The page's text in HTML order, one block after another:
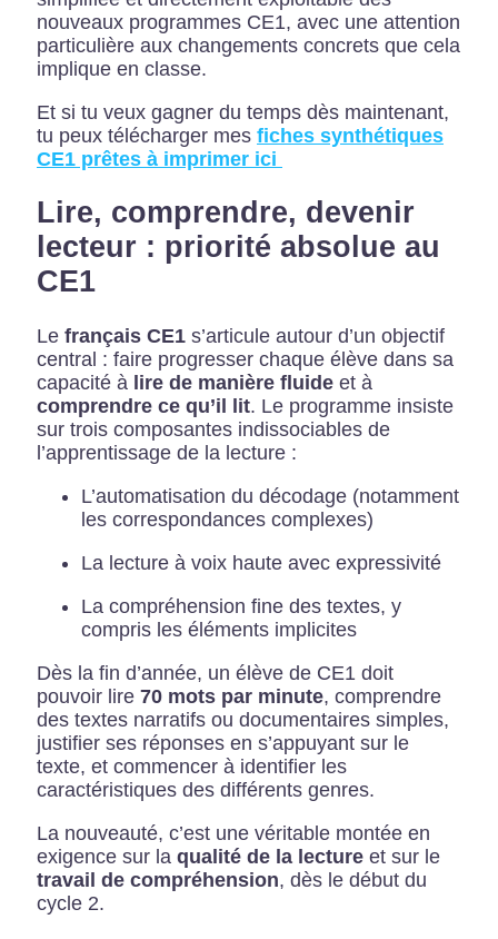
nouveaux programmes CE1, avec une attention
particulière aux changements concrets que cela
implique en classe.
Et si tu veux gagner du temps dès maintenant,
tu peux télécharger mes fiches synthétiques
CE1 prêtes à imprimer ici
Lire, comprendre, devenir
lecteur : priorité absolue au
CE1
Le français CE1 s’articule autour d’un objectif
central : faire progresser chaque élève dans sa
capacité à lire de manière fluide et à
comprendre ce qu’il lit. Le programme insiste
sur trois composantes indissociables de
l’apprentissage de la lecture :
L’automatisation du décodage (notamment
les correspondances complexes)
La lecture à voix haute avec expressivité
La compréhension fine des textes, y
compris les éléments implicites
Dès la fin d’année, un élève de CE1 doit
pouvoir lire 70 mots par minute, comprendre
des textes narratifs ou documentaires simples,
justifier ses réponses en s’appuyant sur le
texte, et commencer à identifier les
caractéristiques des différents genres.
La nouveauté, c’est une véritable montée en
exigence sur la qualité de la lecture et sur le
travail de compréhension, dès le début du
cycle 2.